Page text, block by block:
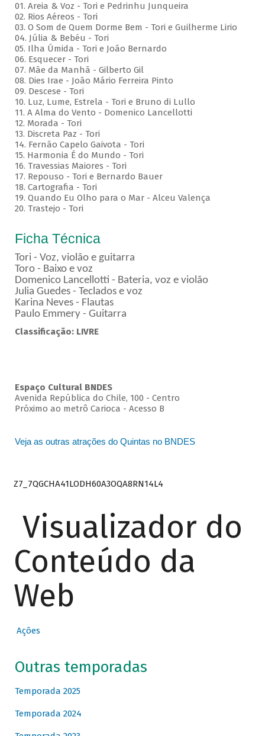
01. Areia & Voz - Tori e Pedrinhu Junqueira
02. ⁠Rios Aéreos - Tori
03. O Som de Quem Dorme Bem - Tori e Guilherme Lirio
04. Júlia & Bebéu - Tori
05. Ilha Úmida - Tori e João Bernardo
06. Esquecer - Tori
07. Mãe da Manhã - Gilberto Gil
08. Dies Irae - João Mário Ferreira Pinto
09. Descese - Tori
10. Luz, Lume, Estrela - Tori e Bruno di Lullo
11. A Alma do Vento - Domenico Lancellotti
12. Morada - Tori
13. Discreta Paz - Tori
14. Fernão Capelo Gaivota - Tori
15. Harmonia É do Mundo - Tori
16. Travessias Maiores - Tori
17. Repouso - Tori e Bernardo Bauer
⁠18. Cartografia - Tori
19. Quando Eu Olho para o Mar - Alceu Valença
20. Trastejo - Tori
Ficha Técnica
Tori - Voz, violão e guitarra
Toro - Baixo e voz
Domenico Lancellotti - Bateria, voz e violão
Julia Guedes - Teclados e voz
Karina Neves - Flautas
Paulo Emmery - Guitarra
Classificação: LIVRE
Espaço Cultural BNDES
Avenida República do Chile, 100 - Centro
Próximo ao metrô Carioca - Acesso B
Veja as outras atrações do Quintas no BNDES
Z7_7QGCHA41LODH60A3OQA8RN14L4
Visualizador do
Conteúdo da
Web
Ações
Outras temporadas
Temporada 2025
Temporada 2024